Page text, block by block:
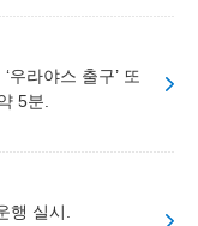
우라야스 출구’ 또
5분.
행 실시.